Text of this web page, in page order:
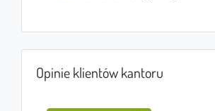
Opinie klientów kantoru